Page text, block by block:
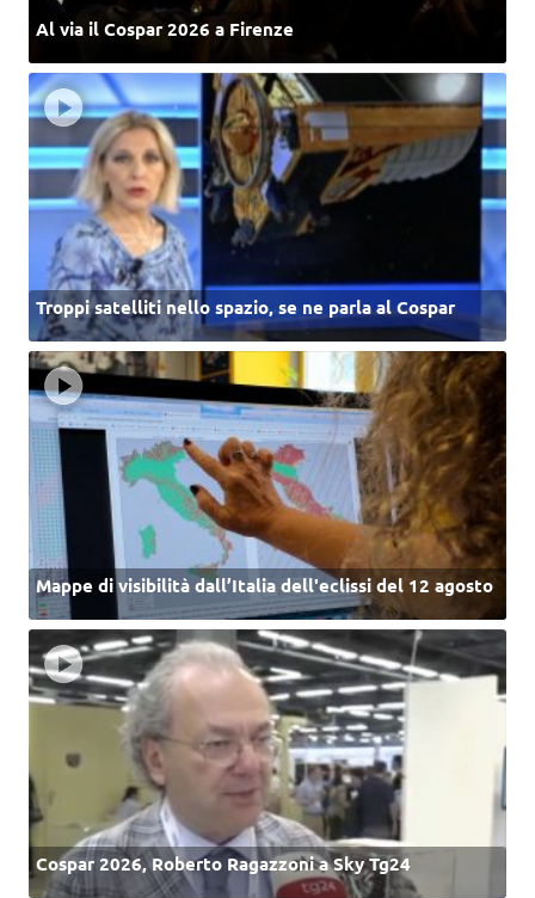
Al via il Cospar 2026 a Firenze
Troppi satelliti nello spazio, se ne parla al Cospar
Mappe di visibilità dall’Italia dell'eclissi del 12 agosto
Cospar 2026, Roberto Ragazzoni a Sky Tg24